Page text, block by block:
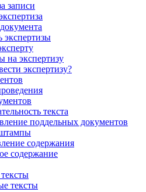
записи
экспертизы
на экспертизу
экспертизу?
текста
поддельных документов
содержания
содержание
тексты